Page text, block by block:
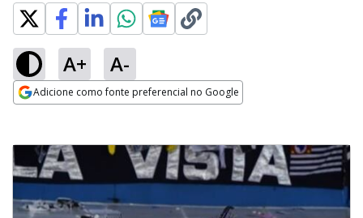
A+ A-
Adicione como fonte preferencial no Google